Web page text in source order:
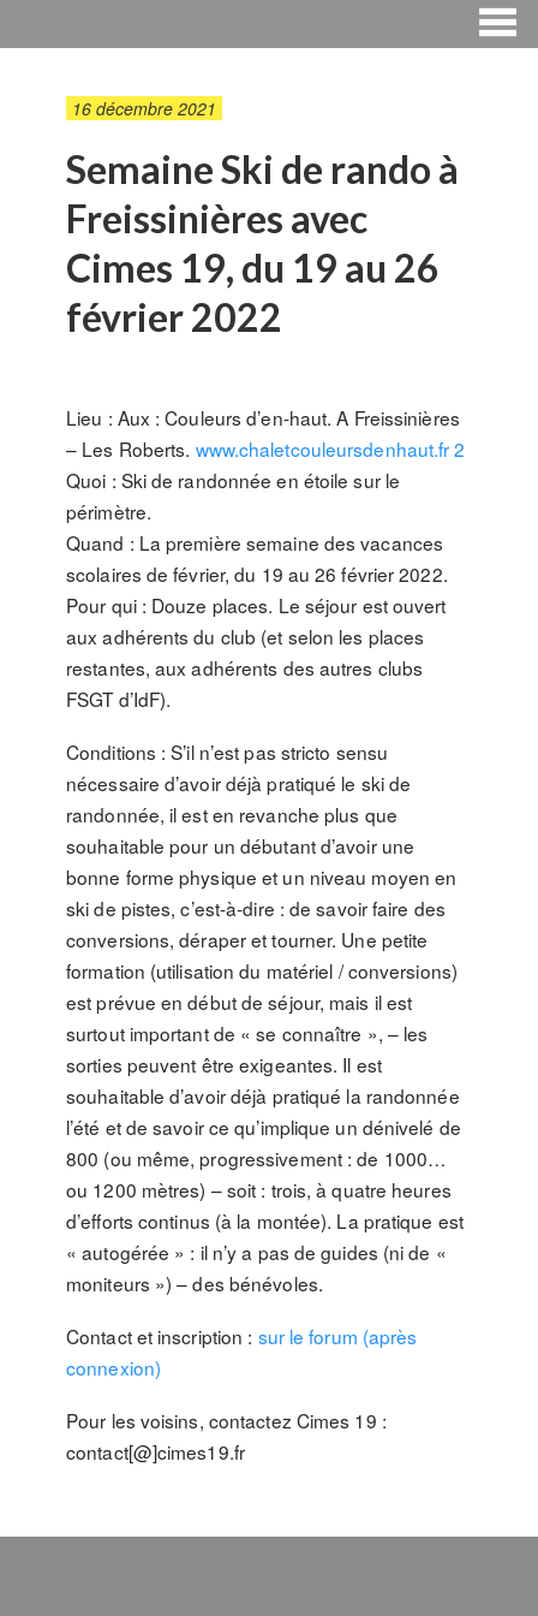
16 décembre 2021
Semaine Ski de rando à
Freissinières avec
Cimes 19, du 19 au 26
février 2022
Lieu : Aux : Couleurs d’en-haut. A Freissinières
– Les Roberts. www.chaletcouleursdenhaut.fr 2
Quoi : Ski de randonnée en étoile sur le
périmètre.
Quand : La première semaine des vacances
scolaires de février, du 19 au 26 février 2022.
Pour qui : Douze places. Le séjour est ouvert
aux adhérents du club (et selon les places
restantes, aux adhérents des autres clubs
FSGT d’IdF).
Conditions : S’il n’est pas stricto sensu
nécessaire d’avoir déjà pratiqué le ski de
randonnée, il est en revanche plus que
souhaitable pour un débutant d’avoir une
bonne forme physique et un niveau moyen en
ski de pistes, c’est-à-dire : de savoir faire des
conversions, déraper et tourner. Une petite
formation (utilisation du matériel / conversions)
est prévue en début de séjour, mais il est
surtout important de « se connaître », – les
sorties peuvent être exigeantes. Il est
souhaitable d’avoir déjà pratiqué la randonnée
l’été et de savoir ce qu’implique un dénivelé de
800 (ou même, progressivement : de 1000…
ou 1200 mètres) – soit : trois, à quatre heures
d’efforts continus (à la montée). La pratique est
« autogérée » : il n’y a pas de guides (ni de «
moniteurs ») – des bénévoles.
Contact et inscription : sur le forum (après
connexion)
Pour les voisins, contactez Cimes 19 :
contact[@]cimes19.fr